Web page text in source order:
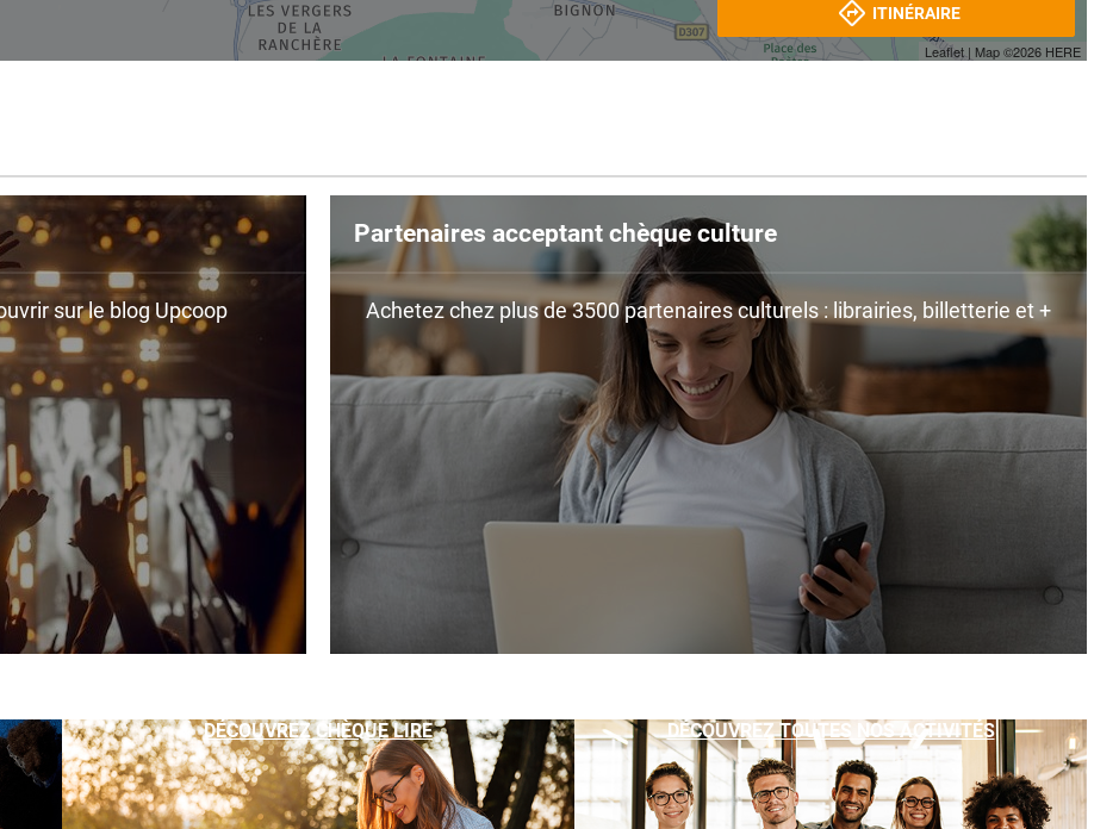
Leaflet | Map ©2026 HERE
ITINÉRAIRE
sur le blog Upcoop
Partenaires acceptant chèque culture
Achetez chez plus de 3500 partenaires culturels : librairies, billetterie et +
DÉCOUVREZ CHÈQUE LIRE DÉCOUVREZ TOUTES NOS ACTIVITÉS